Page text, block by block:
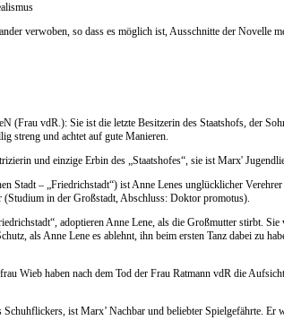
verwoben, so dass es möglich ist, Ausschnitte der Novelle
(Frau vdR.): Sie ist die letzte Besitzerin des Staatshofs, der
streng und achtet auf gute Manieren.
und einzige Erbin des „Staatshofes“, sie ist Marx'
Stadt – „Friedrichstadt“) ist Anne Lenes unglücklicher
in der Großstadt, Abschluss: Doktor promotus).
adoptieren Anne Lene, als die Großmutter stirbt.
als Anne Lene es ablehnt, ihn beim ersten Tanz dabei zu
Wieb haben nach dem Tod der Frau Ratmann vdR die
ist Marx’ Nachbar und beliebter Spielgefährte. Er